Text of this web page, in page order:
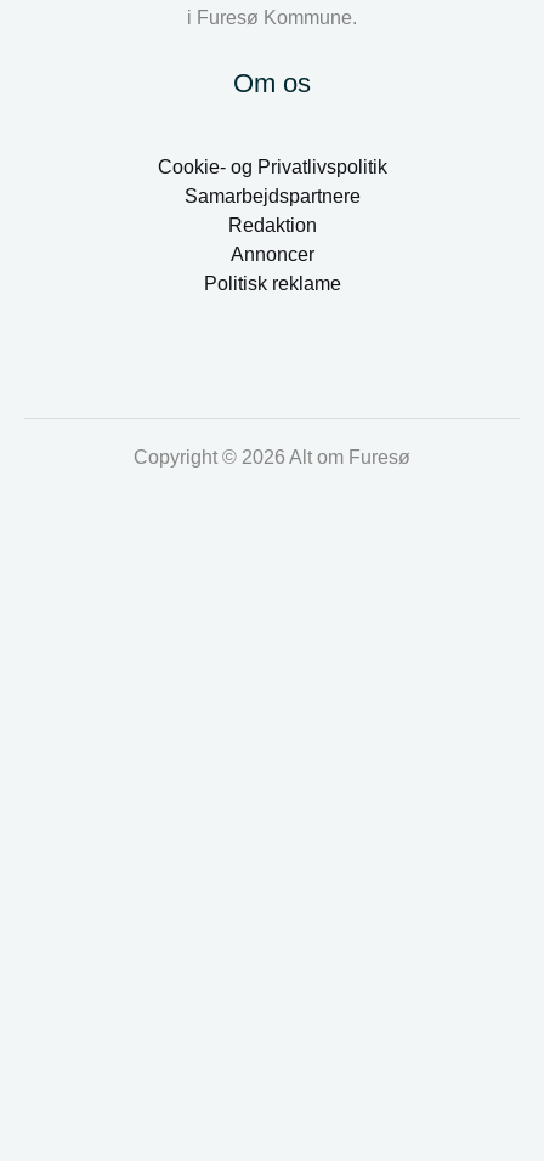
i Furesø Kommune.
Om os
Cookie- og Privatlivspolitik
Samarbejdspartnere
Redaktion
Annoncer
Politisk reklame
Copyright © 2026 Alt om Furesø